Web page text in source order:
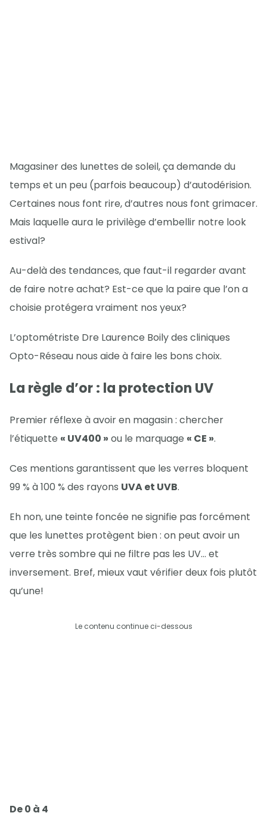
Magasiner des lunettes de soleil, ça demande du
temps et un peu (parfois beaucoup) d’autodérision.
Certaines nous font rire, d’autres nous font grimacer.
Mais laquelle aura le privilège d’embellir notre look
estival?
Au-delà des tendances, que faut-il regarder avant
de faire notre achat? Est-ce que la paire que l’on a
choisie protégera vraiment nos yeux?
L’optométriste Dre Laurence Boily des cliniques
Opto-Réseau nous aide à faire les bons choix.
La règle d’or : la protection UV
Premier réflexe à avoir en magasin : chercher
l’étiquette « UV400 » ou le marquage « CE ».
Ces mentions garantissent que les verres bloquent
99 % à 100 % des rayons UVA et UVB.
Eh non, une teinte foncée ne signifie pas forcément
que les lunettes protègent bien : on peut avoir un
verre très sombre qui ne filtre pas les UV… et
inversement. Bref, mieux vaut vérifier deux fois plutôt
qu’une!
Le contenu continue ci-dessous
De 0 à 4